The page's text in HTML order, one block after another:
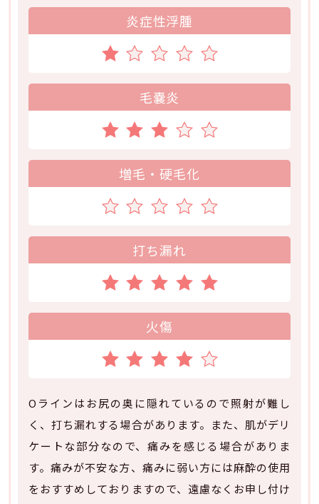
炎症性浮腫
毛嚢炎
増毛・硬毛化
打ち漏れ
火傷
Oラインはお尻の奥に隠れているので照射が難し
く、打ち漏れする場合があります。また、肌がデリ
ケートな部分なので、痛みを感じる場合がありま
す。痛みが不安な方、痛みに弱い方には麻酔の使用
をおすすめしておりますので、遠慮なくお申し付け